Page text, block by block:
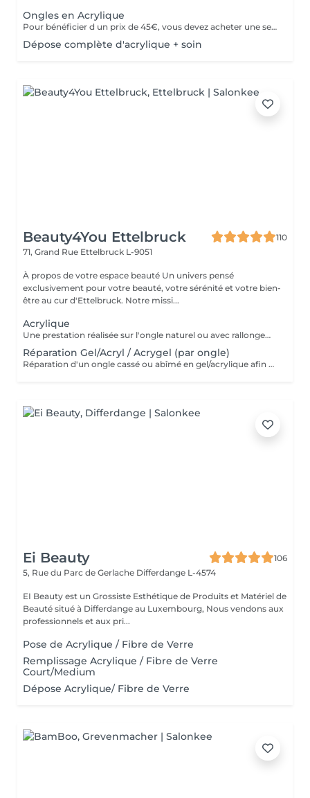
Ongles en Acrylique
Pour bénéficier d un prix de 45€, vous devez acheter une seule fois le kit individuel comprenant tout le matériel non jetable nécessaire , qui sera conserve pour nous pour de futurs rendez-vous, garantissant ainsi une meilleure hygiène.* *renouvelabre chaque année.
Dépose complète d'acrylique + soin
Beauty4You Ettelbruck
110
71, Grand Rue Ettelbruck L-9051
À propos de votre espace beauté Un univers pensé
exclusivement pour votre beauté, votre sérénité et votre bien-
être au cur d'Ettelbruck. Notre missi...
Acrylique
Une prestation réalisée sur l'ongle naturel ou avec rallongement, idéale pour des ongles solides, élégants et durables. * Préparation de l'ongle naturel * Mise en forme des ongles * Travail des cuticules * Application de l'acrylique * Finition au choix * 2 décorations incluses
Réparation Gel/Acryl / Acrygel (par ongle)
Réparation d'un ongle cassé ou abîmé en gel/acrylique afin de restaurer sa forme, sa solidité et son esthétique. Ce service est réalisé uniquement sur les ongles nécessitant une réparation.
Ei Beauty
106
5, Rue du Parc de Gerlache Differdange L-4574
EI Beauty est un Grossiste Esthétique de Produits et Matériel de
Beauté situé à Differdange au Luxembourg, Nous vendons aux
professionnels et aux pri...
Pose de Acrylique / Fibre de Verre
Remplissage Acrylique / Fibre de Verre
Court/Medium
Dépose Acrylique/ Fibre de Verre